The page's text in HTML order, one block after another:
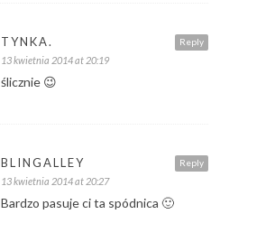
Reply
TYNKA.
13 kwietnia 2014 at 20:19
ślicznie 😉
Reply
BLINGALLEY
13 kwietnia 2014 at 20:27
Bardzo pasuje ci ta spódnica 🙂